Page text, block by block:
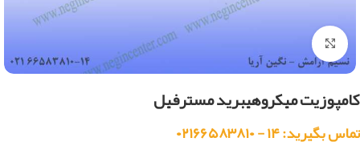
بزرگنمایی تصویر
کامپوزیت میکروهیبرید مسترفیل
تماس بگیرید: ۱۴ - ۰۲۱۶۶۵۸۳۸۱۰